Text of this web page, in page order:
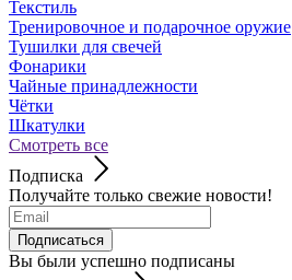
Текстиль
Тренировочное и подарочное оружие
Тушилки для свечей
Фонарики
Чайные принадлежности
Чётки
Шкатулки
Смотреть все
Подписка
Получайте только свежие новости!
Подписаться
Вы были успешно подписаны